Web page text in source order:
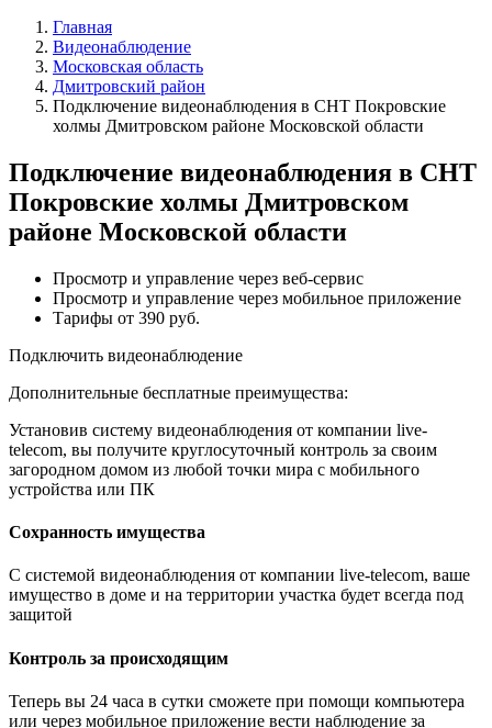
Главная
Видеонаблюдение
Московская область
Дмитровский район
Подключение видеонаблюдения в СНТ Покровские
холмы Дмитровском районе Московской области
Подключение видеонаблюдения в СНТ
Покровские холмы Дмитровском
районе Московской области
Просмотр и управление через веб-сервис
Просмотр и управление через мобильное приложение
Тарифы от 390 руб.
Подключить видеонаблюдение
Дополнительные бесплатные преимущества:
Установив систему видеонаблюдения от компании live-
telecom, вы получите круглосуточный контроль за своим
загородном домом из любой точки мира с мобильного
устройства или ПК
Сохранность имущества
С системой видеонаблюдения от компании live-telecom, ваше
имущество в доме и на территории участка будет всегда под
защитой
Контроль за происходящим
Теперь вы 24 часа в сутки сможете при помощи компьютера
или через мобильное приложение вести наблюдение за